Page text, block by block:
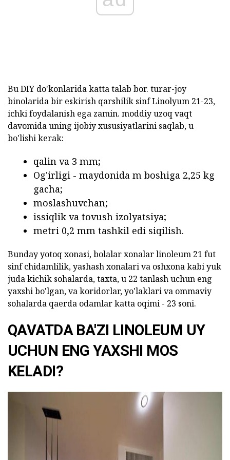
Bu DIY do'konlarida katta talab bor. turar-joy
binolarida bir eskirish qarshilik sinf Linolyum 21-23,
ichki foydalanish ega zamin. moddiy uzoq vaqt
davomida uning ijobiy xususiyatlarini saqlab, u
bo'lishi kerak:
qalin va 3 mm;
Og'irligi - maydonida m boshiga 2,25 kg
gacha;
moslashuvchan;
issiqlik va tovush izolyatsiya;
metri 0,2 mm tashkil edi siqilish.
Bunday yotoq xonasi, bolalar xonalar linoleum 21 fut
sinf chidamlilik, yashash xonalari va oshxona kabi yuk
juda kichik sohalarda, taxta, u 22 tanlash uchun eng
yaxshi bo'lgan, va koridorlar, yo'laklari va ommaviy
sohalarda qaerda odamlar katta oqimi - 23 soni.
QAVATDA BA'ZI LINOLEUM UY
UCHUN ENG YAXSHI MOS
KELADI?